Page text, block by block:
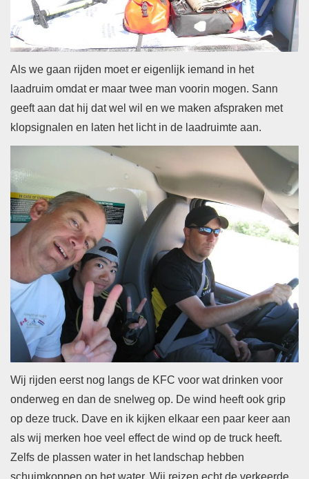
Als we gaan rijden moet er eigenlijk iemand in het
laadruim omdat er maar twee man voorin mogen. Sann
geeft aan dat hij dat wel wil en we maken afspraken met
klopsignalen en laten het licht in de laadruimte aan.
Wij rijden eerst nog langs de KFC voor wat drinken voor
onderweg en dan de snelweg op. De wind heeft ook grip
op deze truck. Dave en ik kijken elkaar een paar keer aan
als wij merken hoe veel effect de wind op de truck heeft.
Zelfs de plassen water in het landschap hebben